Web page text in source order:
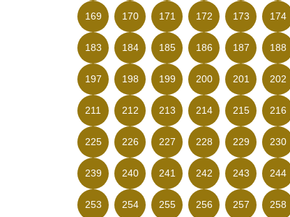
169 170 171 172 173 174
183 184 185 186 187 188
197 198 199 200 201 202
211 212 213 214 215 216
225 226 227 228 229 230
239 240 241 242 243 244
253 254 255 256 257 258